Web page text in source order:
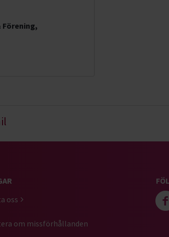
oss
om missförhållanden